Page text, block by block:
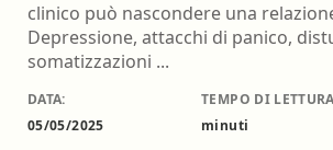
clinico può nascondere una
Depressione, attacchi di panico,
somatizzazioni ...
DATA:
05/05/2025
TEMPO DI
minuti